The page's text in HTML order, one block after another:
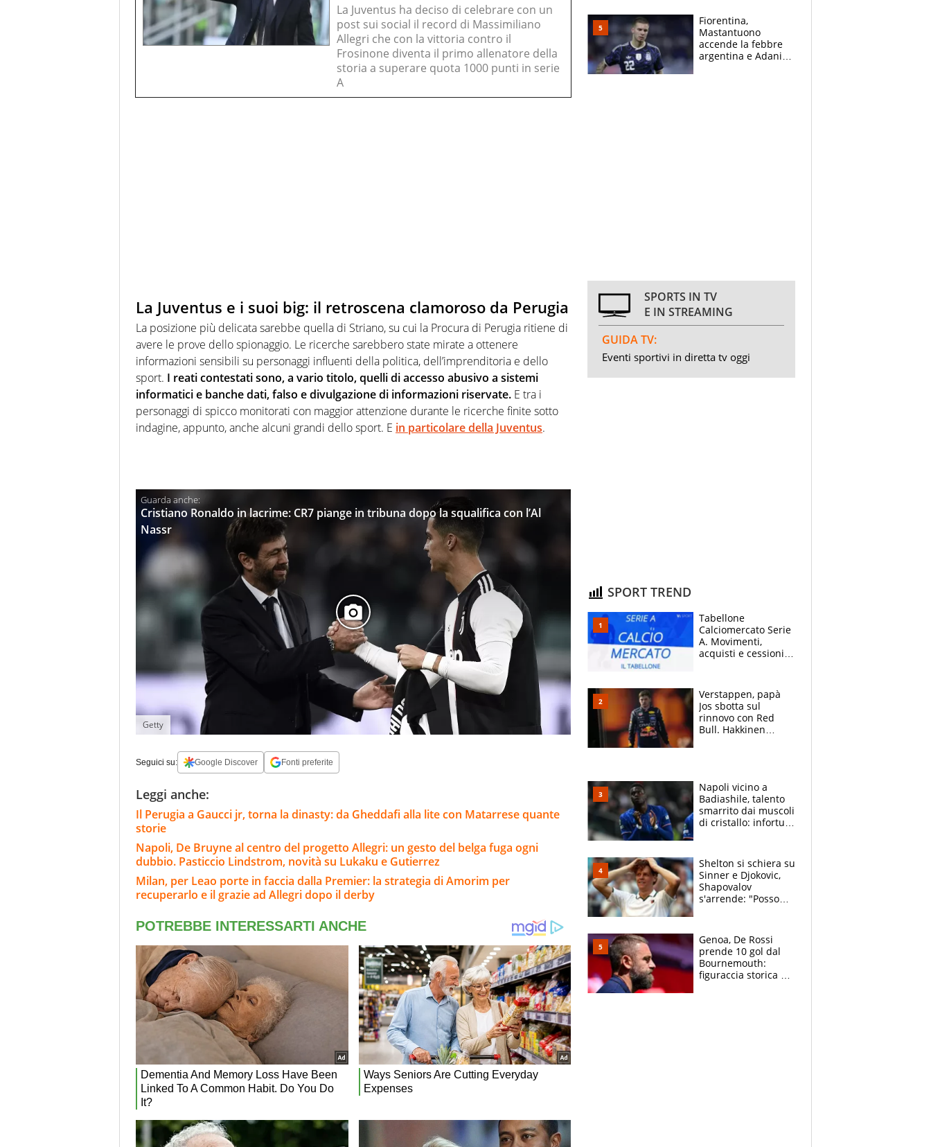
La Juventus ha deciso di celebrare con un
post sui social il record di Massimiliano
Allegri che con la vittoria contro il
Frosinone diventa il primo allenatore della
storia a superare quota 1000 punti in serie
A
La Juventus e i suoi big: il retroscena clamoroso da Perugia
La posizione più delicata sarebbe quella di Striano, su cui la Procura di Perugia ritiene di
avere le prove dello spionaggio. Le ricerche sarebbero state mirate a ottenere
informazioni sensibili su personaggi influenti della politica, dell’imprenditoria e dello
sport. I reati contestati sono, a vario titolo, quelli di accesso abusivo a sistemi
informatici e banche dati, falso e divulgazione di informazioni riservate. E tra i
personaggi di spicco monitorati con maggior attenzione durante le ricerche finite sotto
indagine, appunto, anche alcuni grandi dello sport. E in particolare della Juventus.
Cristiano Ronaldo in lacrime: CR7 piange in tribuna dopo la squalifica con l’Al
Nassr
Getty
Seguici su: Google Discover Fonti preferite
Leggi anche:
Il Perugia a Gaucci jr, torna la dinasty: da Gheddafi alla lite con Matarrese quante
storie
Napoli, De Bruyne al centro del progetto Allegri: un gesto del belga fuga ogni
dubbio. Pasticcio Lindstrom, novità su Lukaku e Gutierrez
Milan, per Leao porte in faccia dalla Premier: la strategia di Amorim per
recuperarlo e il grazie ad Allegri dopo il derby
Fiorentina,
Mastantuono
accende la febbre
argentina e Adani
SPORTS IN TV
E IN STREAMING
GUIDA TV:
Eventi sportivi in diretta tv oggi
SPORT TREND
Tabellone
Calciomercato Serie
A. Movimenti,
acquisti e cessioni:
Verstappen, papà
Jos sbotta sul
rinnovo con Red
Bull. Hakkinen
Napoli vicino a
Badiashile, talento
smarrito dai muscoli
di cristallo: infortuni
Shelton si schiera su
Sinner e Djokovic,
Shapovalov
s'arrende: "Posso
Genoa, De Rossi
prende 10 gol dal
Bournemouth:
figuraccia storica ed